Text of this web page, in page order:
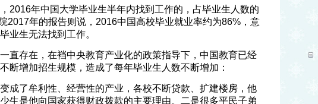
2016年中国大学毕业生半年内找到工作的，占毕业生人数的
2017年的报告则说，2016中国高校毕业就业率约为86%，意
业生无法找到工作。
直存在，在裆中央教育产业化的政策指导下，中国教育已经
断增加招生规模，造成了每年毕业生人数不断增加：
成了牟利性、经营性的产业，各校不断贷款、扩建楼房，他
生是他向国家获得财政拨款的主要理由。二是很多平民子弟